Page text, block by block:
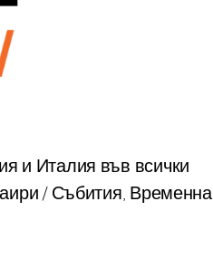
и Италия във всички
/ Събития, Временна